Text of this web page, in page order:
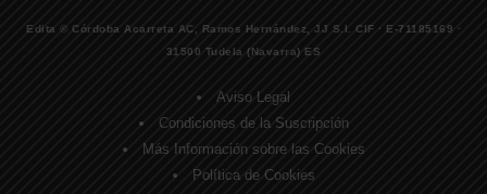
Edita © Córdoba Acarreta AC, Ramos Hernández, JJ S.I. CIF · E-71185169 ·
31500 Tudela (Navarra) ES
Aviso Legal
Condiciones de la Suscripción
Más Información sobre las Cookies
Política de Cookies